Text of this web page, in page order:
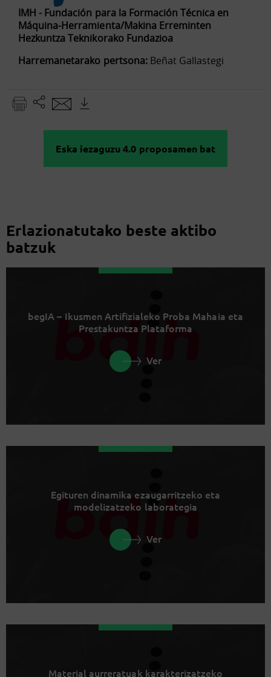
IMH - Fundación para la Formación Técnica en
Máquina-Herramienta/Makina Erreminten
Hezkuntza Teknikorako Fundazioa
Harremanetarako pertsona:Beñat Gallastegi
Eska iezaguzu 4.0 proposamen bat
Erlazionatutako beste aktibo
batzuk
begIA – Ikusmen Artifizialeko Proba Mahaia eta
Prestakuntza Plataforma
Ver
Egituren dinamika ezaugarritzeko eta
modelizatzeko laborategia
Ver
Material aurreratuak karakterizatzeko